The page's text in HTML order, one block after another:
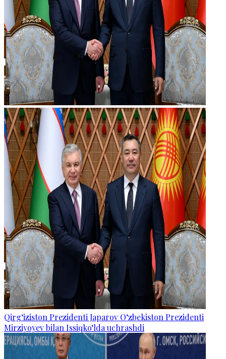
Qirg‘iziston Prezidenti Japarov O‘zbekiston Prezidenti
Mirziyoyev bilan Issiqko‘lda uchrashdi